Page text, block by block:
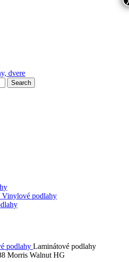
Search
podlahy
podlahy Laminátové podlahy
Morris Walnut HG